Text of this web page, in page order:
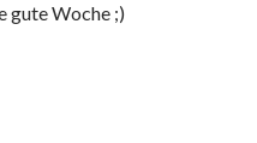
gute Woche ;)